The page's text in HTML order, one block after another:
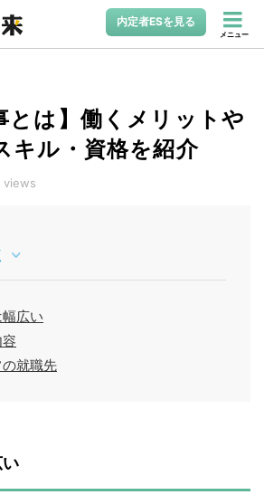
内定者ESを見る
メニュー
とは】働くメリットや
キル・資格を紹介
views
広い
就職先